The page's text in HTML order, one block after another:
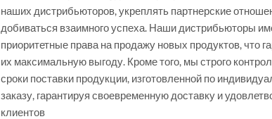
наших дистрибьюторов, укреплять партнерские
добиваться взаимного успеха. Наши дистрибьюторы
приоритетные права на продажу новых продуктов, что
их максимальную выгоду. Кроме того, мы строго
сроки поставки продукции, изготовленной по
заказу, гарантируя своевременную доставку и
клиентов